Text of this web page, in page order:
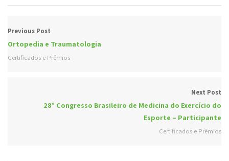
Previous Post
Ortopedia e Traumatologia
Certificados e Prêmios
Next Post
28° Congresso Brasileiro de Medicina do Exercício do
Esporte – Participante
Certificados e Prêmios